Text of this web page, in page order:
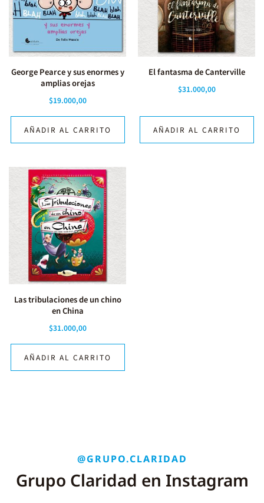
George Pearce y sus enormes y
amplias orejas
$19.000,00
AÑADIR AL CARRITO
El fantasma de Canterville
$31.000,00
AÑADIR AL CARRITO
Las tribulaciones de un chino
en China
$31.000,00
AÑADIR AL CARRITO
@GRUPO.CLARIDAD
Grupo Claridad en Instagram